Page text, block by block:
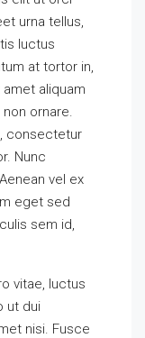
urna tellus,
luctus
at tortor in,
aliquam
ornare.
consectetur
Nunc
vel ex
eget sed
sem id,
vitae, luctus
ut dui
nisi. Fusce